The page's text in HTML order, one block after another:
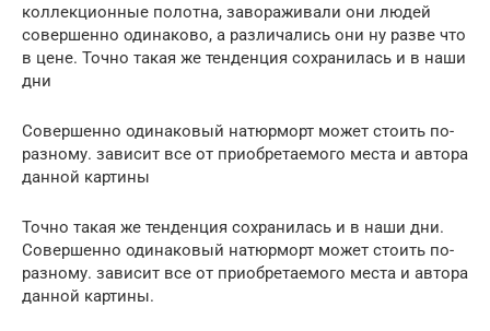
коллекционные полотна, завораживали они людей
совершенно одинаково, а различались они ну разве что
в цене. Точно такая же тенденция сохранилась и в наши
дни
Совершенно одинаковый натюрморт может стоить по-
разному. зависит все от приобретаемого места и автора
данной картины
Точно такая же тенденция сохранилась и в наши дни.
Совершенно одинаковый натюрморт может стоить по-
разному. зависит все от приобретаемого места и автора
данной картины.